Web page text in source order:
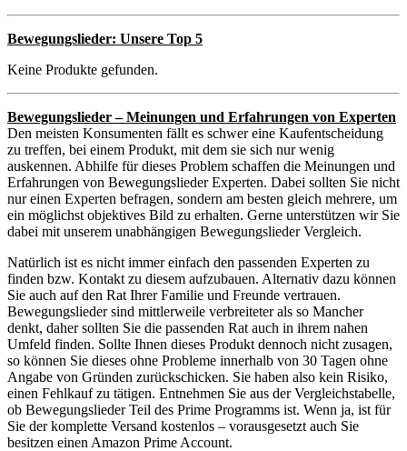
Bewegungslieder: Unsere Top 5
Keine Produkte gefunden.
Bewegungslieder – Meinungen und Erfahrungen von Experten
Den meisten Konsumenten fällt es schwer eine Kaufentscheidung
zu treffen, bei einem Produkt, mit dem sie sich nur wenig
auskennen. Abhilfe für dieses Problem schaffen die Meinungen und
Erfahrungen von Bewegungslieder Experten. Dabei sollten Sie nicht
nur einen Experten befragen, sondern am besten gleich mehrere, um
ein möglichst objektives Bild zu erhalten. Gerne unterstützen wir Sie
dabei mit unserem unabhängigen Bewegungslieder Vergleich.
Natürlich ist es nicht immer einfach den passenden Experten zu
finden bzw. Kontakt zu diesem aufzubauen. Alternativ dazu können
Sie auch auf den Rat Ihrer Familie und Freunde vertrauen.
Bewegungslieder sind mittlerweile verbreiteter als so Mancher
denkt, daher sollten Sie die passenden Rat auch in ihrem nahen
Umfeld finden. Sollte Ihnen dieses Produkt dennoch nicht zusagen,
so können Sie dieses ohne Probleme innerhalb von 30 Tagen ohne
Angabe von Gründen zurückschicken. Sie haben also kein Risiko,
einen Fehlkauf zu tätigen. Entnehmen Sie aus der Vergleichstabelle,
ob Bewegungslieder Teil des Prime Programms ist. Wenn ja, ist für
Sie der komplette Versand kostenlos – vorausgesetzt auch Sie
besitzen einen Amazon Prime Account.